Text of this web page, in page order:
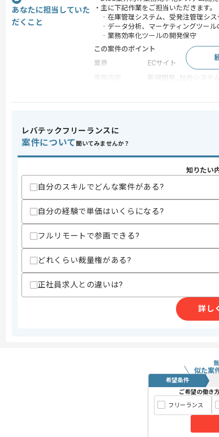
あなたに担当していた
だくこと
・主に下記作業をご担当いただきます。
‐在庫管理システム、受発注管理シス
‐データ分析、マーケティングツール
‐業務効率化ツールの開発保守
この案件のポイント
業界
ECサイト
新規開発 , 社内システ
スキル
求めるスキル
・下記いずれかを用いた開発経験
歓迎スキル
・PM経験
・スクラム、アジャイル開発経験
・在庫管理システム、受発注管理シス
スキルに不安がある方へ
上記に似た経験やスキルをお持ちであれば申
独自ブランドを展開しており国内、海
を行っている企業になります。
バックエンドエンジニア経験を活かし
おすすめの案件となっております。
レバテックフリーランスに
案件について 聞いてみませんか？
知りたい
自分のスキルでどんな案件がある?
自分の経験で単価はいくらになる?
フルリモートで参画できる?
どれくらい裁量権がある?
正社員求人との違いは?
詳し
似た案
希望条件
ご希望の働き
フリーランス